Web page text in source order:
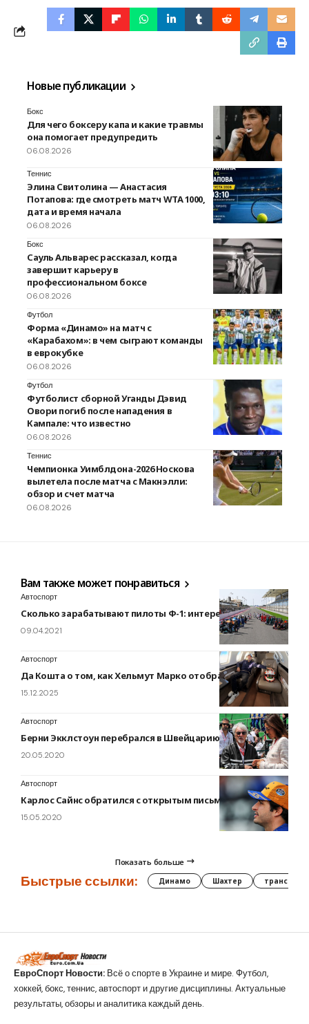
Новые публикации
Бокс
Для чего боксеру капа и какие травмы
она помогает предупредить
06.08.2026
Теннис
Элина Свитолина — Анастасия
Потапова: где смотреть матч WTA 1000,
дата и время начала
06.08.2026
Бокс
Сауль Альварес рассказал, когда
завершит карьеру в
профессиональном боксе
06.08.2026
Футбол
Форма «Динамо» на матч с
«Карабахом»: в чем сыграют команды
в еврокубке
06.08.2026
Футбол
Футболист сборной Уганды Дэвид
Овори погиб после нападения в
Кампале: что известно
06.08.2026
Теннис
Чемпионка Уимблдона-2026 Носкова
вылетела после матча с Макнэлли:
обзор и счет матча
06.08.2026
Вам также может понравиться
Автоспорт
Сколько зарабатывают пилоты Ф-1: интересные данные
09.04.2021
Автоспорт
Да Кошта о том, как Хельмут Марко отобрал у него мечту
15.12.2025
Автоспорт
Берни Экклстоун перебрался в Швейцарию
20.05.2020
Автоспорт
Карлос Сайнс обратился с открытым письмом к McLaren
15.05.2020
Показать больше
Быстрые ссылки: Динамо Шахтер трансферы
ЕвроСпорт Новости: Всё о спорте в Украине и мире. Футбол,
хоккей, бокс, теннис, автоспорт и другие дисциплины. Актуальные
результаты, обзоры и аналитика каждый день.